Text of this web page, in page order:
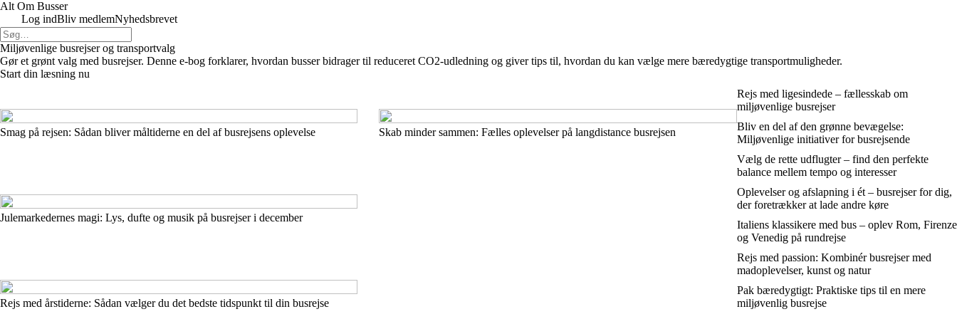
Alt Om Busser
Log indBliv medlemNyhedsbrevet
Miljøvenlige busrejser og transportvalg
Gør et grønt valg med busrejser. Denne e-bog forklarer, hvordan busser bidrager til reduceret CO2-udledning og giver tips til, hvordan du kan vælge mere bæredygtige transportmuligheder.
Start din læsning nu
Smag på rejsen: Sådan bliver måltiderne en del af busrejsens oplevelse
Julemarkedernes magi: Lys, dufte og musik på busrejser i december
Rejs med årstiderne: Sådan vælger du det bedste tidspunkt til din busrejse
Skab minder sammen: Fælles oplevelser på langdistance busrejsen
Rejs med ligesindede – fællesskab om
miljøvenlige busrejser
Bliv en del af den grønne bevægelse:
Miljøvenlige initiativer for busrejsende
Vælg de rette udflugter – find den perfekte
balance mellem tempo og interesser
Oplevelser og afslapning i ét – busrejser for dig,
der foretrækker at lade andre køre
Italiens klassikere med bus – oplev Rom, Firenze
og Venedig på rundrejse
Rejs med passion: Kombinér busrejser med
madoplevelser, kunst og natur
Pak bæredygtigt: Praktiske tips til en mere
miljøvenlig busrejse